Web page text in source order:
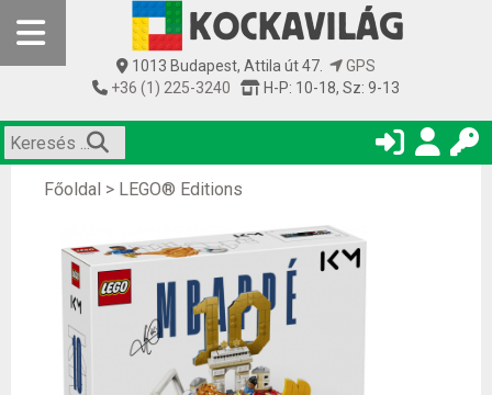
1013 Budapest, Attila út 47.
GPS
+36 (1) 225-3240
H-P: 10-18, Sz: 9-13
Főoldal > LEGO® Editions